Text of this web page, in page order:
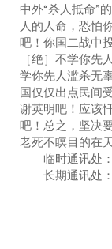
中外“杀人抵命”
人的人命，恐怕
吧！你国二战中
［绝］不学你
学你先人滥杀无
国仅仅出点民间
谢英明吧！应该
吧！总之，坚决
老死不瞑目的在
临时通讯处：
长期通讯处：